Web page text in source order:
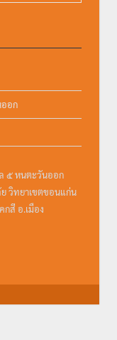
ออก
๕ หนตะวันออก
วิทยาเขตขอนแก่น
สี อ.เมือง